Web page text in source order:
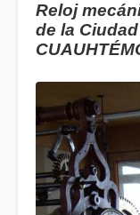
Reloj
de la